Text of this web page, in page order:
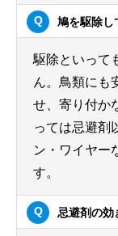
鳩を駆除し
駆除といって
ん。鳥類にも
せ、寄り付か
っては忌避剤
ン・ワイヤー
す。
忌避剤の効